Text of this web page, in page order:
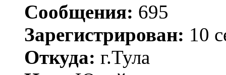
Сообщения: 695
Зарегистрирован: 10
Откуда: г.Тула